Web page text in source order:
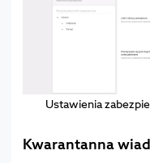
Ustawienia
Kwarantanna